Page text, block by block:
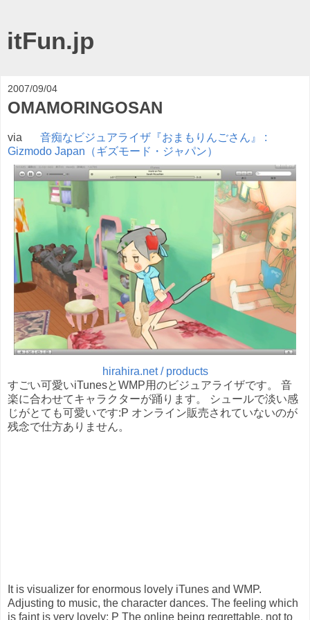
itFun.jp
2007/09/04
OMAMORINGOSAN
via
音痴なビジュアライザ『おまもりんごさん』 :
Gizmodo Japan（ギズモード・ジャパン）
hirahira.net / products
すごい可愛いiTunesとWMP用のビジュアライザです。 音
楽に合わせてキャラクターが踊ります。 シュールで淡い感
じがとても可愛いです:P オンライン販売されていないのが
残念で仕方ありません。
It is visualizer for enormous lovely iTunes and WMP.
Adjusting to music, the character dances. The feeling which
is faint is very lovely: P The online being regrettable, not to